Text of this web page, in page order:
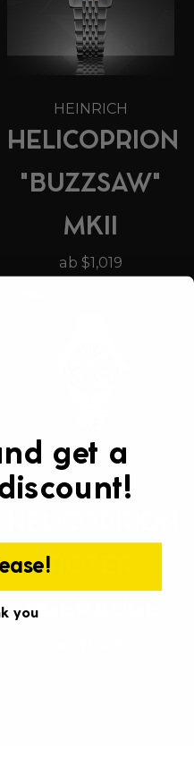
HEINRICH
HELICOPRION
"BUZZSAW"
MKII
ab $1,019
HEINRICH
ROTER
TIGERAUGE
get a
you